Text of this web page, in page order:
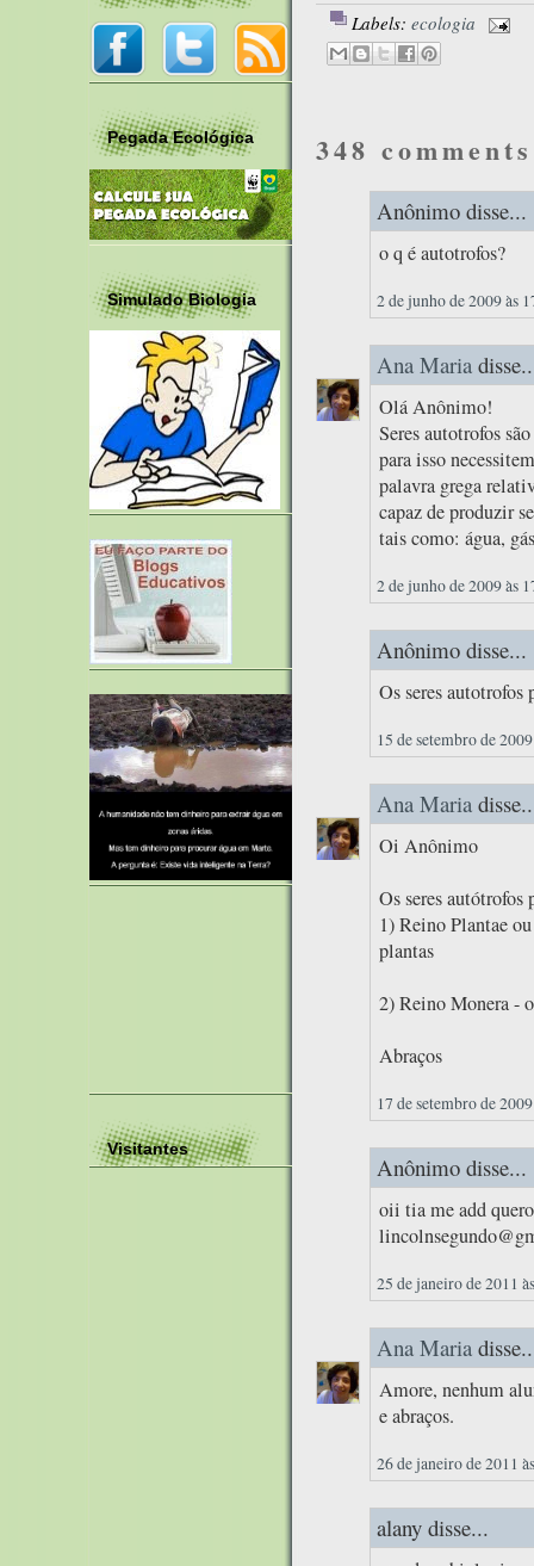
Pegada Ecológica
Simulado Biologia
Visitantes
Labels: ecologia
348
Anônimo disse...
o q é autotrofos?
2 de junho de 2009 às
Ana Maria
Olá Anônimo!
Seres autotrofos
para isso
palavra grega
capaz de produzir
tais como: água,
2 de junho de 2009 às
Anônimo disse...
Os seres autotrofos
15 de setembro de
Ana Maria
Oi Anônimo
Os seres autótrofos
1) Reino Plantae
plantas
2) Reino Monera -
Abraços
17 de setembro de
Anônimo disse...
oii tia me add
25 de janeiro de 2011
Ana Maria
Amore, nenhum
e abraços.
26 de janeiro de 2011
alany disse...